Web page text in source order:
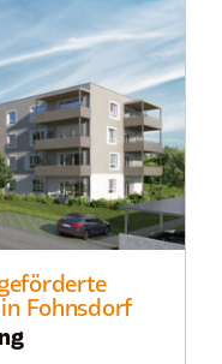
Fohnsdorf